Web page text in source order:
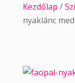
Kezdőlap /
nyaklánc